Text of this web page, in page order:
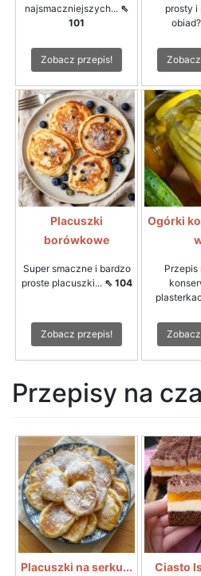
najsmaczniejszych... ⇖
101
Zobacz przepis!
prosty i
Placuszki
borówkowe
Super smaczne i bardzo
proste placuszki... ⇖ 104
Zobacz przepis!
Ogórki
Przepis
Przepisy na
Placuszki na serku... Ciasto